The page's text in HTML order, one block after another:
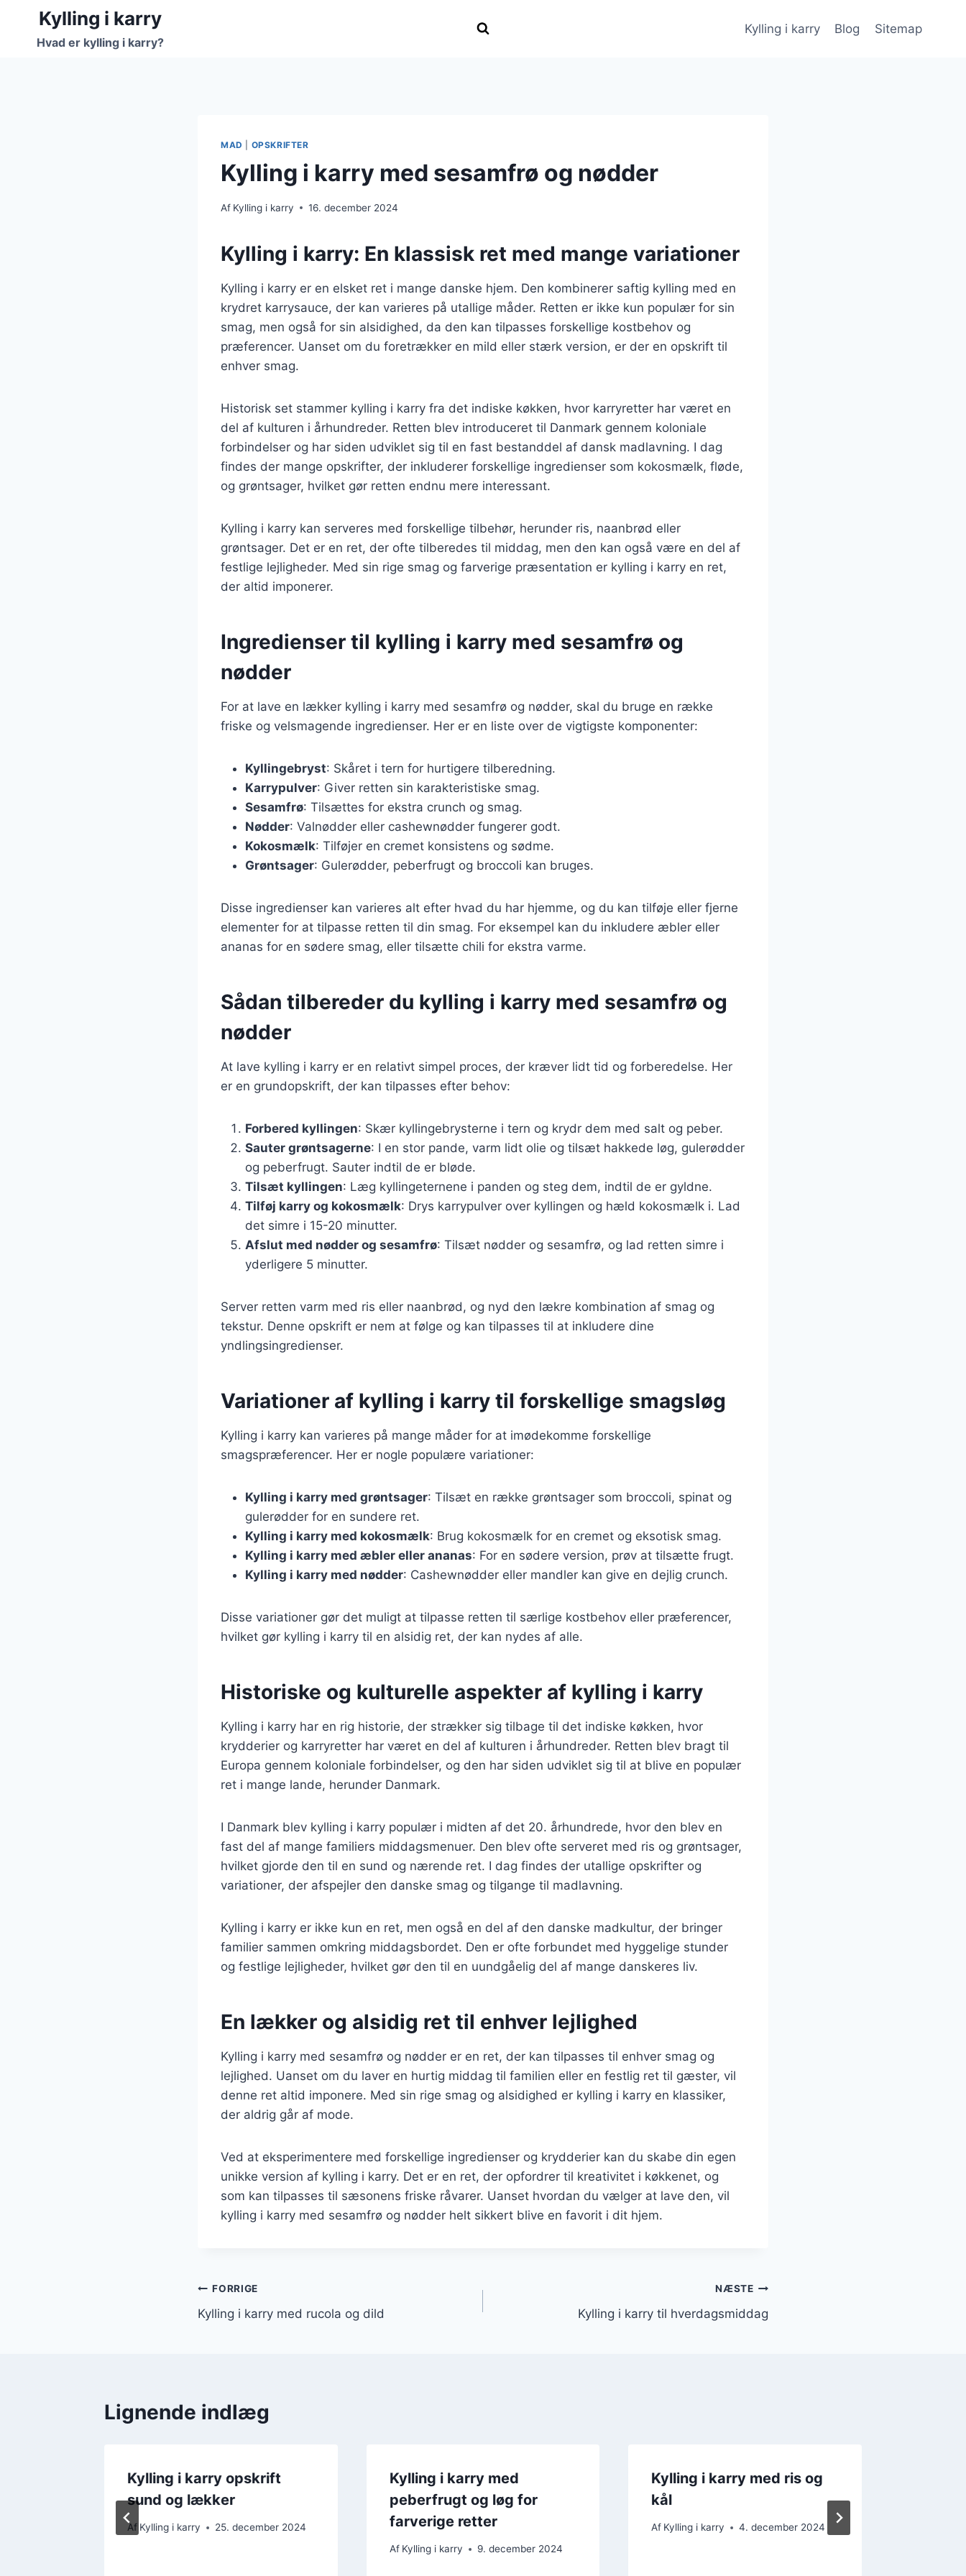
Fortsæt
indhold
Kylling i karry
Hvad er kylling i karry?
Kylling i karry Blog Sitemap
MAD OPSKRIFTER
Kylling i karry med sesamfrø og nødder
Af Kylling i karry 16. december 2024
Kylling i karry: En klassisk ret med mange variationer
Kylling i karry er en elsket ret i mange danske hjem. Den kombinerer saftig kylling med en
krydret karrysauce, der kan varieres på utallige måder. Retten er ikke kun populær for sin
smag, men også for sin alsidighed, da den kan tilpasses forskellige kostbehov og
præferencer. Uanset om du foretrækker en mild eller stærk version, er der en opskrift til
enhver smag.
Historisk set stammer kylling i karry fra det indiske køkken, hvor karryretter har været en
del af kulturen i århundreder. Retten blev introduceret til Danmark gennem koloniale
forbindelser og har siden udviklet sig til en fast bestanddel af dansk madlavning. I dag
findes der mange opskrifter, der inkluderer forskellige ingredienser som kokosmælk, fløde,
og grøntsager, hvilket gør retten endnu mere interessant.
Kylling i karry kan serveres med forskellige tilbehør, herunder ris, naanbrød eller
grøntsager. Det er en ret, der ofte tilberedes til middag, men den kan også være en del af
festlige lejligheder. Med sin rige smag og farverige præsentation er kylling i karry en ret,
der altid imponerer.
Ingredienser til kylling i karry med sesamfrø og
nødder
For at lave en lækker kylling i karry med sesamfrø og nødder, skal du bruge en række
friske og velsmagende ingredienser. Her er en liste over de vigtigste komponenter:
Kyllingebryst: Skåret i tern for hurtigere tilberedning.
Karrypulver: Giver retten sin karakteristiske smag.
Sesamfrø: Tilsættes for ekstra crunch og smag.
Nødder: Valnødder eller cashewnødder fungerer godt.
Kokosmælk: Tilføjer en cremet konsistens og sødme.
Grøntsager: Gulerødder, peberfrugt og broccoli kan bruges.
Disse ingredienser kan varieres alt efter hvad du har hjemme, og du kan tilføje eller fjerne
elementer for at tilpasse retten til din smag. For eksempel kan du inkludere æbler eller
ananas for en sødere smag, eller tilsætte chili for ekstra varme.
Sådan tilbereder du kylling i karry med sesamfrø og
nødder
At lave kylling i karry er en relativt simpel proces, der kræver lidt tid og forberedelse. Her
er en grundopskrift, der kan tilpasses efter behov:
Forbered kyllingen: Skær kyllingebrysterne i tern og krydr dem med salt og peber.
Sauter grøntsagerne: I en stor pande, varm lidt olie og tilsæt hakkede løg, gulerødder
og peberfrugt. Sauter indtil de er bløde.
Tilsæt kyllingen: Læg kyllingeternene i panden og steg dem, indtil de er gyldne.
Tilføj karry og kokosmælk: Drys karrypulver over kyllingen og hæld kokosmælk i. Lad
det simre i 15-20 minutter.
Afslut med nødder og sesamfrø: Tilsæt nødder og sesamfrø, og lad retten simre i
yderligere 5 minutter.
Server retten varm med ris eller naanbrød, og nyd den lækre kombination af smag og
tekstur. Denne opskrift er nem at følge og kan tilpasses til at inkludere dine
yndlingsingredienser.
Variationer af kylling i karry til forskellige smagsløg
Kylling i karry kan varieres på mange måder for at imødekomme forskellige
smagspræferencer. Her er nogle populære variationer:
Kylling i karry med grøntsager: Tilsæt en række grøntsager som broccoli, spinat og
gulerødder for en sundere ret.
Kylling i karry med kokosmælk: Brug kokosmælk for en cremet og eksotisk smag.
Kylling i karry med æbler eller ananas: For en sødere version, prøv at tilsætte frugt.
Kylling i karry med nødder: Cashewnødder eller mandler kan give en dejlig crunch.
Disse variationer gør det muligt at tilpasse retten til særlige kostbehov eller præferencer,
hvilket gør kylling i karry til en alsidig ret, der kan nydes af alle.
Historiske og kulturelle aspekter af kylling i karry
Kylling i karry har en rig historie, der strækker sig tilbage til det indiske køkken, hvor
krydderier og karryretter har været en del af kulturen i århundreder. Retten blev bragt til
Europa gennem koloniale forbindelser, og den har siden udviklet sig til at blive en populær
ret i mange lande, herunder Danmark.
I Danmark blev kylling i karry populær i midten af det 20. århundrede, hvor den blev en
fast del af mange familiers middagsmenuer. Den blev ofte serveret med ris og grøntsager,
hvilket gjorde den til en sund og nærende ret. I dag findes der utallige opskrifter og
variationer, der afspejler den danske smag og tilgange til madlavning.
Kylling i karry er ikke kun en ret, men også en del af den danske madkultur, der bringer
familier sammen omkring middagsbordet. Den er ofte forbundet med hyggelige stunder
og festlige lejligheder, hvilket gør den til en uundgåelig del af mange danskeres liv.
En lækker og alsidig ret til enhver lejlighed
Kylling i karry med sesamfrø og nødder er en ret, der kan tilpasses til enhver smag og
lejlighed. Uanset om du laver en hurtig middag til familien eller en festlig ret til gæster, vil
denne ret altid imponere. Med sin rige smag og alsidighed er kylling i karry en klassiker,
der aldrig går af mode.
Ved at eksperimentere med forskellige ingredienser og krydderier kan du skabe din egen
unikke version af kylling i karry. Det er en ret, der opfordrer til kreativitet i køkkenet, og
som kan tilpasses til sæsonens friske råvarer. Uanset hvordan du vælger at lave den, vil
kylling i karry med sesamfrø og nødder helt sikkert blive en favorit i dit hjem.
Indlægsnavigation
FORRIGE
Kylling i karry med rucola og dild
NÆSTE
Kylling i karry til hverdagsmiddag
Lignende indlæg
Kylling i karry opskrift
sund og lækker
Af Kylling i karry 25. december 2024
Kylling i karry med
peberfrugt og løg for
farverige retter
Af Kylling i karry 9. december 2024
Kylling i karry med ris og
kål
Af Kylling i karry 4. december 2024